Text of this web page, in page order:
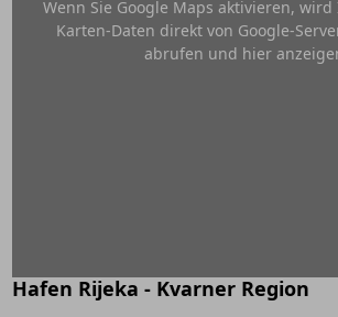
Wenn Sie Google Maps aktivieren,
Karten-Daten direkt von Google-
abrufen und hier
Hafen Rijeka - Kvarner Region